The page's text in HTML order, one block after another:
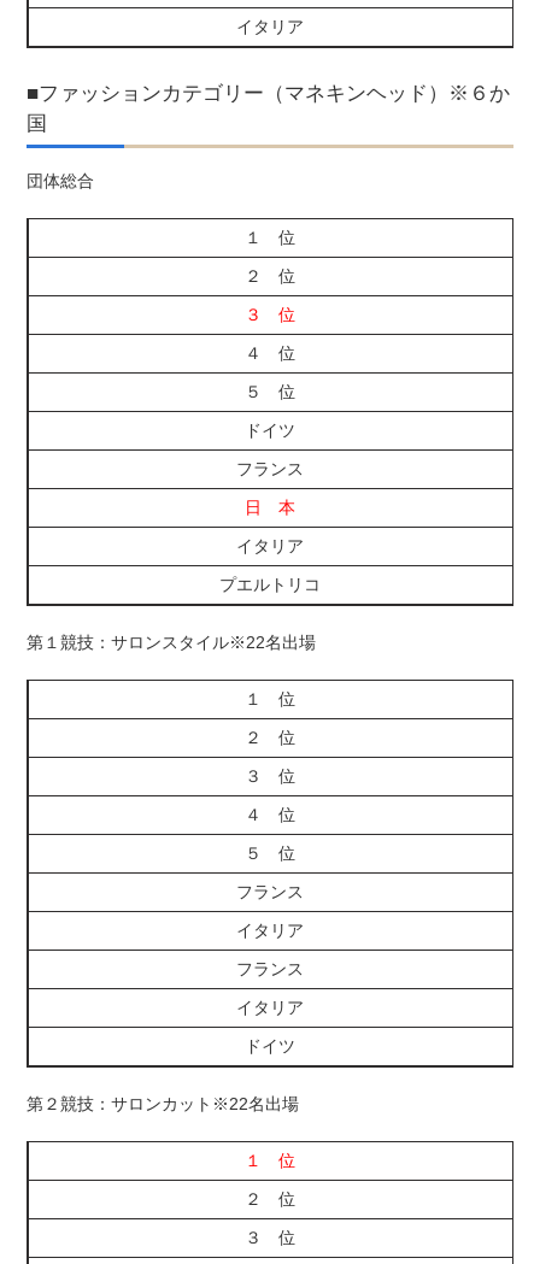
イタリア
■ファッションカテゴリー（マネキンヘッド）※６か
国
団体総合
１ 位
２ 位
３ 位
４ 位
５ 位
ドイツ
フランス
日 本
イタリア
プエルトリコ
第１競技：サロンスタイル※22名出場
１ 位
２ 位
３ 位
４ 位
５ 位
フランス
イタリア
フランス
イタリア
ドイツ
第２競技：サロンカット※22名出場
１ 位
２ 位
３ 位